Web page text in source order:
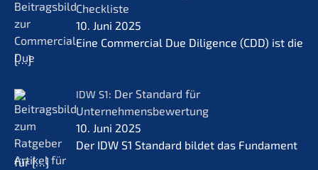
Checkliste
10. Juni 2025
Eine Commer­cial Due Diligence (CDD) ist die
[…]
IDW S1: Der Standard für
Unternehmensbewertung
10. Juni 2025
Der IDW S1 Standard bildet das Funda­ment
für[…]